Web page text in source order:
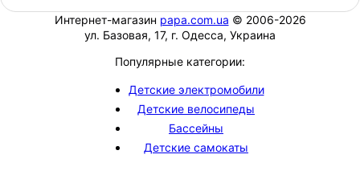
Интернет-магазин papa.com.ua © 2006-2026
ул. Базовая, 17, г. Одесса, Украина
Популярные категории:
Детские электромобили
Детские велосипеды
Бассейны
Детские самокаты